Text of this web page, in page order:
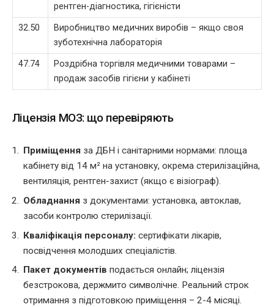
рентген-діагностика, гігієністи
32.50
Виробництво медичних виробів – якщо своя
зуботехнічна лабораторія
47.74
Роздрібна торгівля медичними товарами –
продаж засобів гігієни у кабінеті
Ліцензія МОЗ: що перевіряють
Приміщення за ДБН і санітарними нормами: площа
кабінету від 14 м² на установку, окрема стерилізаційна,
вентиляція, рентген-захист (якщо є візіограф).
Обладнання з документами: установка, автоклав,
засоби контролю стерилізації.
Кваліфікація персоналу: сертифікати лікарів,
посвідчення молодших спеціалістів.
Пакет документів подається онлайн; ліцензія
безстрокова, держмито символічне. Реальний строк
отримання з підготовкою приміщення – 2-4 місяці.